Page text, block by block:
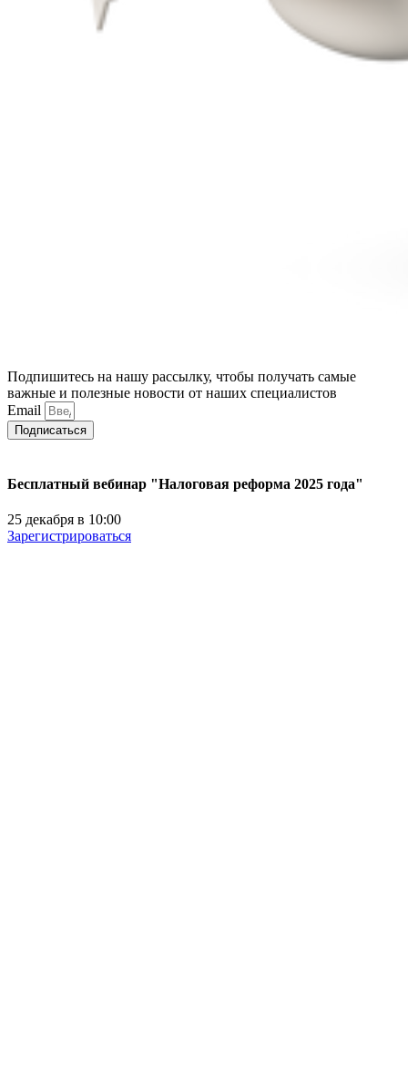
Подпишитесь на нашу рассылку, чтобы получать самые
важные и полезные новости от наших специалистов
Email
Подписаться
Бесплатный вебинар "Налоговая реформа 2025 года"
25 декабря в 10:00
Зарегистрироваться